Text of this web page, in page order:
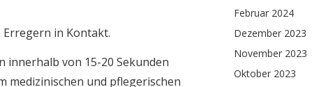
in Kontakt.
innerhalb von 15-20 Sekunden
medizinischen und pflegerischen
Februar 2024
Dezember 2023
November 2023
Oktober 2023